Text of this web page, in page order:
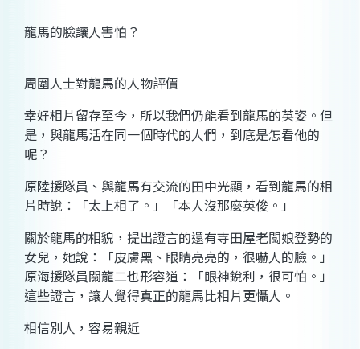
龍馬的臉讓人害怕？
周圍人士對龍馬的人物評價
幸好相片留存至今，所以我們仍能看到龍馬的英姿。但
是，與龍馬活在同一個時代的人們，到底是怎看他的
呢？
原陸援隊員、與龍馬有交流的田中光顯，看到龍馬的相
片時說：「太上相了。」「本人沒那麼英俊。」
關於龍馬的相貌，提出證言的還有寺田屋老闆娘登勢的
女兒，她說：「皮膚黑、眼睛亮亮的，很嚇人的臉。」
原海援隊員關龍二也形容道：「眼神銳利，很可怕。」
這些證言，讓人覺得真正的龍馬比相片更懾人。
相信別人，容易親近